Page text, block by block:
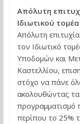
Απόλυτη
Ιδιωτικoύ
Απόλυτη
τον Ιδιωτικό
Υποδομών και
Καστελλίου,
στόχο να πάνε
ακολουθώντας
προγραμματισμό
περίπου το 25%